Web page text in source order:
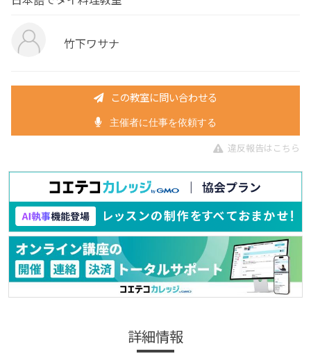
竹下ワサナ
この教室に問い合わせる
主催者に仕事を依頼する
違反報告はこちら
詳細情報